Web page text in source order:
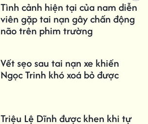
Tình cảnh hiện tại của nam diễn
viên gặp tai nạn gây chấn động
não trên phim trường
Vết sẹo sau tai nạn xe khiến
Ngọc Trinh khó xoá bỏ được
Triệu Lệ Dĩnh được khen khi tự